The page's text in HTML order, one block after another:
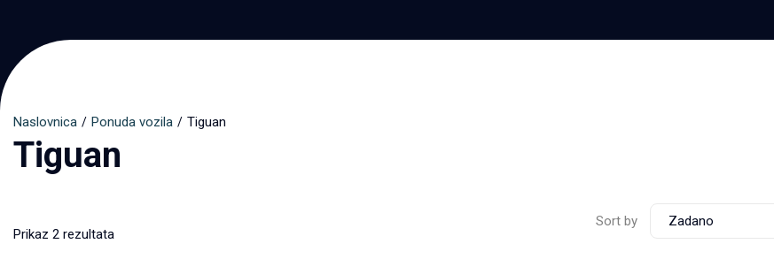
Naslovnica Ponuda vozila Tiguan
Tiguan
Prikaz 2 rezultata
Sort by Zadano